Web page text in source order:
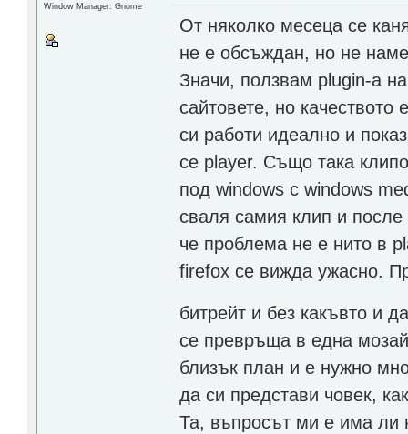
Window Manager: Gnome
От няколко месеца се
не е обсъждан, но не
Значи, ползвам plugin-a
сайтовете, но
си работи идеално и
се player. Също така
под windows с windows
сваля самия клип и
че проблема не е нито в
firefox се вижда ужасно.
битрейт и без какъвто и
се превръща в една
близък план и е нужно
да си представи човек,
Та, въпросът ми е има ли